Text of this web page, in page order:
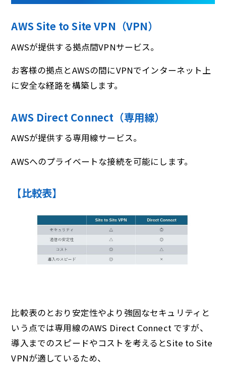
AWS Site to Site VPN（VPN）
AWSが提供する拠点間VPNサービス。
お客様の拠点とAWSの間にVPNでインターネット上
に安全な経路を構築します。
AWS Direct Connect（専用線）
AWSが提供する専用線サービス。
AWSへのプライベートな接続を可能にします。
【比較表】
比較表のとおり安定性やより強固なセキュリティと
いう点では専用線のAWS Direct Connect ですが、
導入までのスピードやコストを考えるとSite to Site
VPNが適しているため、